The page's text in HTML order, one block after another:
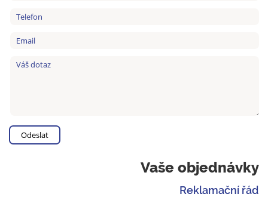
Vaše objednávky
Reklamační řád